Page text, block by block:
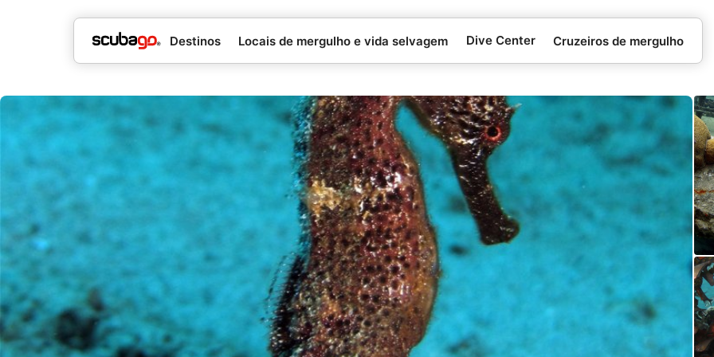
Destinos Locais de mergulho e vida selvagem Dive Center Cruzeiros de mergulho